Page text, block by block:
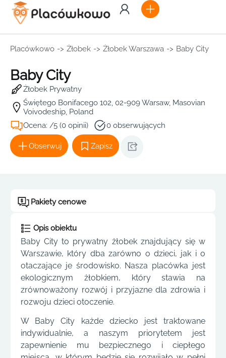
Placówkowo -> Żłobek -> Żłobek Warszawa -> Baby City
Baby City
Żłobek Prywatny
Świętego Bonifacego 102, 02-909 Warsaw, Masovian
Voivodeship, Poland
Ocena: /5 (0 opinii)
0 obserwujących
Obserwuj Zapisz
Pakiety cenowe
Opis obiektu
Baby City to prywatny żłobek znajdujący się w
Warszawie, który dba zarówno o dzieci, jak i o
otaczające je środowisko. Nasza placówka jest
ekologicznym żłobkiem, który stawia na
zrównoważony rozwój i przyjazne dla zdrowia i
rozwoju dzieci otoczenie.
W Baby City każde dziecko jest traktowane
indywidualnie, a naszym priorytetem jest
zapewnienie mu bezpiecznego i ciepłego